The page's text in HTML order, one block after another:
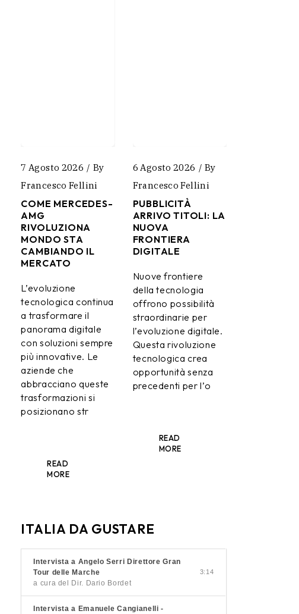
7 Agosto 2026
By
Francesco Fellini
COME MERCEDES-
AMG
RIVOLUZIONA
MONDO STA
CAMBIANDO IL
MERCATO
L’evoluzione
tecnologica continua
a trasformare il
panorama digitale
con soluzioni sempre
più innovative. Le
aziende che
abbracciano queste
trasformazioni si
posizionano str
READ
MORE
6 Agosto 2026
By
Francesco Fellini
PUBBLICITÀ
ARRIVO TITOLI: LA
NUOVA
FRONTIERA
DIGITALE
Nuove frontiere
della tecnologia
offrono possibilità
straordinarie per
l’evoluzione digitale.
Questa rivoluzione
tecnologica crea
opportunità senza
precedenti per l’o
READ
MORE
ITALIA DA GUSTARE
Intervista a Angelo Serri Direttore Gran
Tour delle Marche
a cura del Dir. Dario Bordet
3:14
Intervista a Emanuele Cangianelli -